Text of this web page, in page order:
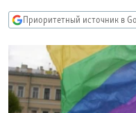
главной
навигации
Вернутся
поиску
IDEL.РЕАЛИИ
КАВКАЗ.РЕАЛИИ
СЕВЕР.РЕАЛИИ
СИБИРЬ.РЕАЛИИ
Приоритетный источник в